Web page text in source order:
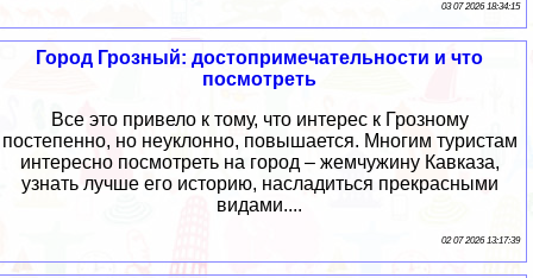
03 07 2026 18:34:15
Город Грозный: достопримечательности и что
посмотреть
Все это привело к тому, что интерес к Грозному
постепенно, но неуклонно, повышается. Многим туристам
интересно посмотреть на город – жемчужину Кавказа,
узнать лучше его историю, насладиться прекрасными
видами....
02 07 2026 13:17:39